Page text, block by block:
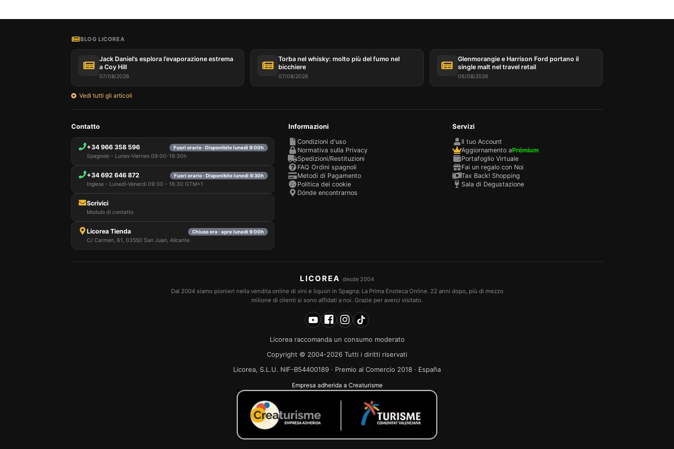
BLOG LICOREA
Jack Daniel’s esplora l’evaporazione estrema
a Coy Hill
07/08/2026
Torba nel whisky: molto più del fumo nel
bicchiere
07/08/2026
Glenmorangie e Harrison Ford portano il
single malt nel travel retail
06/08/2026
Vedi tutti gli articoli
Contatto
+34 966 358 596 Fuori orario · Disponibile lunedì 9:00h
Spagnolo - Lunes-Viernes 09:00-19:30h
+34 692 646 872 Fuori orario · Disponibile lunedì 9:30h
Inglese - Lunedì-Venerdì 09:30 - 16:30 GTM+1
Scrivici
Modulo di contatto
Licorea Tienda Chiuso ora · apre lunedì 9:00h
C/ Carmen, 61, 03550 San Juan, Alicante
Informazioni
Condizioni d'uso
Normativa sulla Privacy
Spedizioni/Restituzioni
FAQ Ordini spagnoli
Metodi di Pagamento
Politica dei cookie
Dónde encontrarnos
Servizi
Il tuo Account
Aggiornamento aPrémium
Portafoglio Virtuale
Fai un regalo con Noi
Tax Back! Shopping
Sala di Degustazione
LICOREA desde 2004
Dal 2004 siamo pionieri nella vendita online di vini e liquori in Spagna: La Prima Enoteca Online. 22 anni dopo, più di mezzo
milione di clienti si sono affidati a noi. Grazie per averci visitato.
Licorea raccomanda un consumo moderato
Copyright © 2004-2026 Tutti i diritti riservati
Licorea, S.L.U. NIF-B54400189 · Premio al Comercio 2018 · España
Empresa adherida a Creaturisme